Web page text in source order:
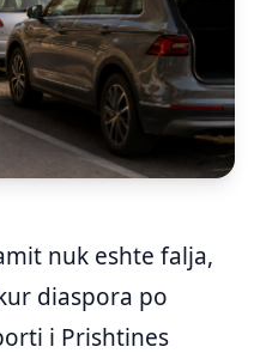
nuk eshte falja,
diaspora po
i Prishtines